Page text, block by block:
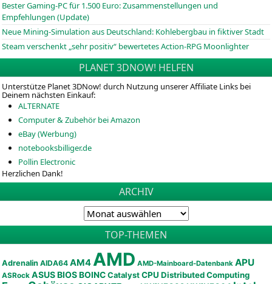
Bester Gaming-PC für 1.500 Euro: Zusammenstellungen und
Empfehlungen (Update)
Neue Mining-Simulation aus Deutschland: Kohlebergbau in fiktiver Stadt
Steam verschenkt „sehr positiv“ bewertetes Action-RPG Moonlighter
PLANET 3DNOW! HELFEN
Unterstütze Planet 3DNow! durch Nutzung unserer Affiliate Links bei
Deinem nächsten Einkauf:
ALTERNATE
Computer & Zubehör bei Amazon
eBay (Werbung)
notebooksbilliger.de
Pollin Electronic
Herzlichen Dank!
ARCHIV
TOP-THEMEN
Adrenalin AIDA64 AM4AMD AMD-Mainboard-Datenbank APU
ASRock ASUSBIOSBOINC Catalyst CPU Distributed Computing